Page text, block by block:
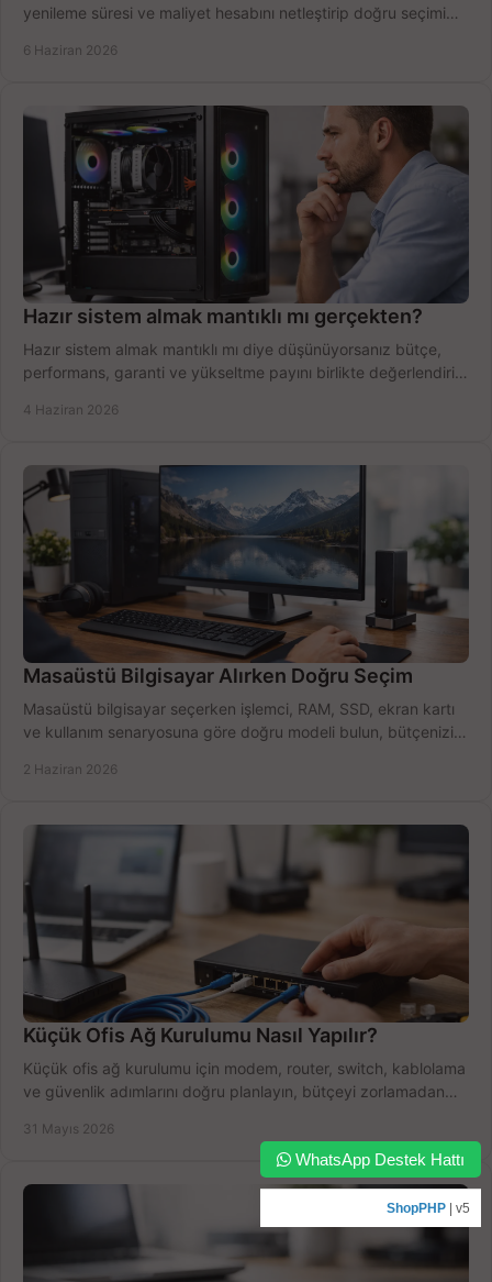
yenileme süresi ve maliyet hesabını netleştirip doğru seçimi
6 Haziran 2026
Hazır sistem almak mantıklı mı gerçekten?
Hazır sistem almak mantıklı mı diye düşünüyorsanız bütçe,
performans, garanti ve yükseltme payını birlikte değerlendirin,
4 Haziran 2026
Masaüstü Bilgisayar Alırken Doğru Seçim
Masaüstü bilgisayar seçerken işlemci, RAM, SSD, ekran kartı
ve kullanım senaryosuna göre doğru modeli bulun, bütçenizi
2 Haziran 2026
Küçük Ofis Ağ Kurulumu Nasıl Yapılır?
Küçük ofis ağ kurulumu için modem, router, switch, kablolama
ve güvenlik adımlarını doğru planlayın, bütçeyi zorlamadan
31 Mayıs 2026
WhatsApp Destek Hattı
ShopPHP | v5